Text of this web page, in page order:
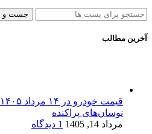
جست و
آخرین مطالب
نوسان‌های پراکنده
مرداد 14, 1405
1 دیدگاه